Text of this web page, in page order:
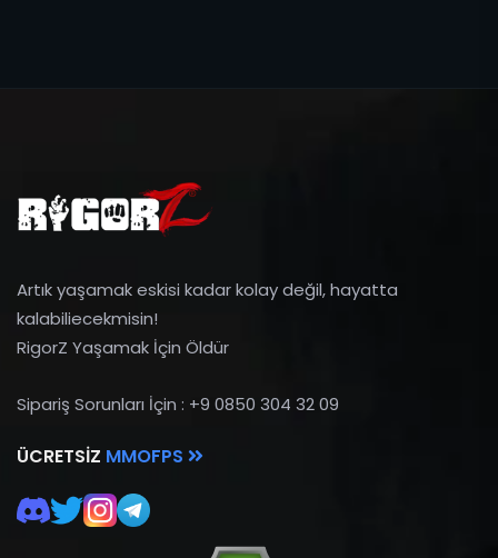
Artık yaşamak eskisi kadar kolay değil, hayatta
kalabiliecekmisin!
RigorZ Yaşamak İçin Öldür
Sipariş Sorunları İçin : +9 0850 304 32 09
ÜCRETSIZ MMOFPS